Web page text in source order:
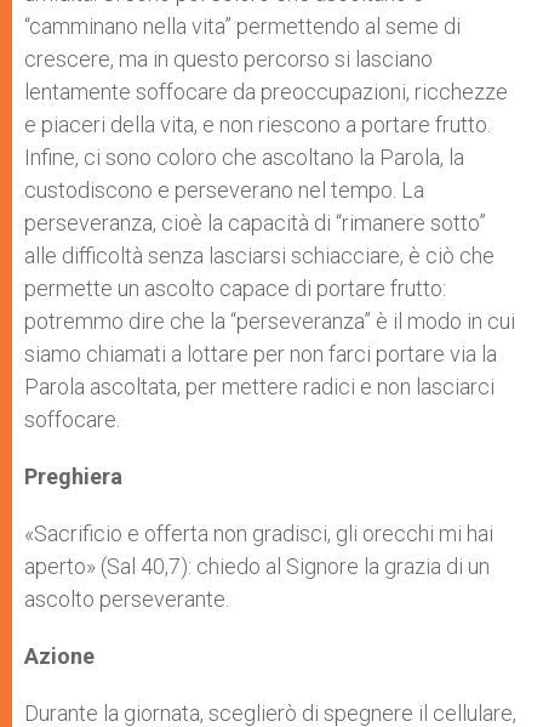
“camminano nella vita” permettendo al seme di
crescere, ma in questo percorso si lasciano
lentamente soffocare da preoccupazioni, ricchezze
e piaceri della vita, e non riescono a portare frutto.
Infine, ci sono coloro che ascoltano la Parola, la
custodiscono e perseverano nel tempo. La
perseveranza, cioè la capacità di “rimanere sotto”
alle difficoltà senza lasciarsi schiacciare, è ciò che
permette un ascolto capace di portare frutto:
potremmo dire che la “perseveranza” è il modo in cui
siamo chiamati a lottare per non farci portare via la
Parola ascoltata, per mettere radici e non lasciarci
soffocare.
Preghiera
«Sacrificio e offerta non gradisci, gli orecchi mi hai
aperto» (Sal 40,7): chiedo al Signore la grazia di un
ascolto perseverante.
Azione
Durante la giornata, sceglierò di spegnere il cellulare,